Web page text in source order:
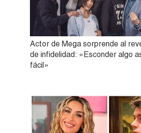
Actor de Mega sorprende al
de infidelidad: «Esconder algo
fácil»